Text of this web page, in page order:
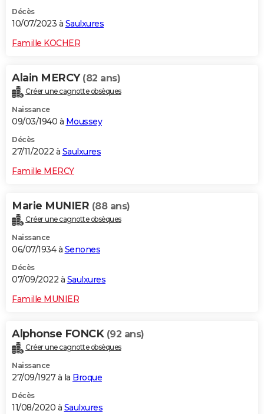
Décès
10/07/2023 à Saulxures
Famille KOCHER
Alain MERCY (82 ans)
Créer une cagnotte obsèques
Naissance
09/03/1940 à Moussey
Décès
27/11/2022 à Saulxures
Famille MERCY
Marie MUNIER (88 ans)
Créer une cagnotte obsèques
Naissance
06/07/1934 à Senones
Décès
07/09/2022 à Saulxures
Famille MUNIER
Alphonse FONCK (92 ans)
Créer une cagnotte obsèques
Naissance
27/09/1927 à la Broque
Décès
11/08/2020 à Saulxures